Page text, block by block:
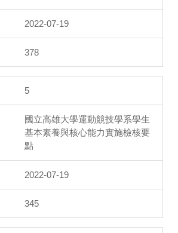
2022-07-19
378
5
國立高雄大學運動競技學系學生
基本素養與核心能力實施檢核要
點
2022-07-19
345